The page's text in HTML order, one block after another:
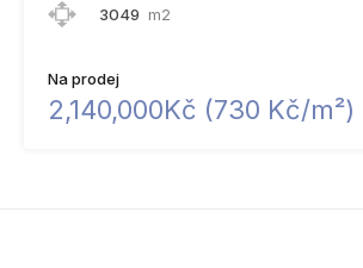
3049 m2
Na prodej
2,140,000Kč (​7​3​0​ ​K​č​/​m​²​)​